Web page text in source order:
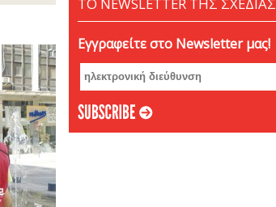
Εγγραφείτε στο Newsletter μας!